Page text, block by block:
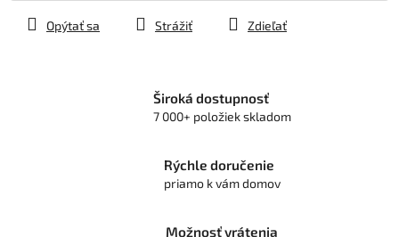
Opýtať sa Strážiť Zdieľať
Široká dostupnosť
7 000+ položiek skladom
Rýchle doručenie
priamo k vám domov
Možnosť vrátenia